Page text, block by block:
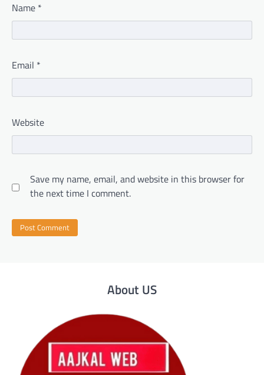
Name *
Email *
Website
Save my name, email, and website in this browser for
the next time I comment.
About US